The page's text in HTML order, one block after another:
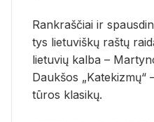
Rank­raš­čiai ir
tys lie­tu­viš­kų raš­tų
lie­tu­vių kal­ba –
Dauk­šos
tū­ros kla­si­kų.